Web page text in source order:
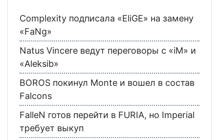
Complexity подписала «EliGE» на замену
«FaNg»
Natus Vincere ведут переговоры с «iM» и
«Aleksib»
BOROS покинул Monte и вошел в состав
Falcons
FalleN готов перейти в FURIA, но Imperial
требует выкуп